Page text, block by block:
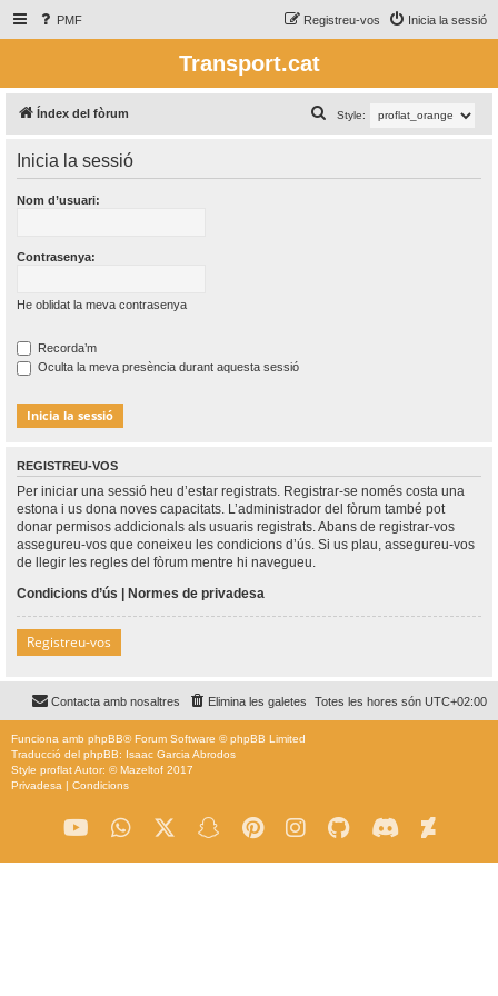
PMF Inicia la sessió
Registreu-vos
Transport.cat
Índex del fòrum Style:
e
Inicia la sessió
Nom d’usuari:
Contrasenya:
He oblidat la meva contrasenya
Recorda’m
Oculta la meva presència durant aquesta sessió
REGISTREU-VOS
Per iniciar una sessió heu d’estar registrats. Registrar-se només costa una
estona i us dona noves capacitats. L’administrador del fòrum també pot
donar permisos addicionals als usuaris registrats. Abans de registrar-vos
assegureu-vos que coneixeu les condicions d’ús. Si us plau, assegureu-vos
de llegir les regles del fòrum mentre hi navegueu.
Condicions d’ús
Normes de privadesa
Registreu-vos
Totes les hores són UTC+02:00
Elimina les galetes
Contacta amb nosaltres
Funciona amb phpBB® Forum Software © phpBB Limited
Traducció del phpBB: Isaac Garcia Abrodos
Style proflatAutor: © Mazeltof 2017
Privadesa
Condicions